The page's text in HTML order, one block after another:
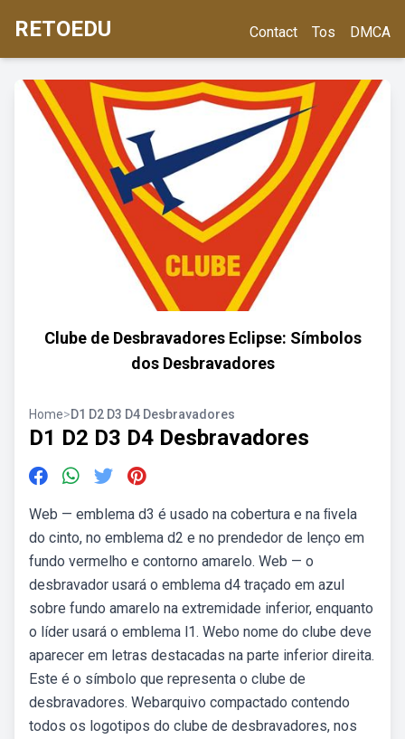
RETOEDU Contact Tos DMCA
Clube de Desbravadores Eclipse: Símbolos
dos Desbravadores
Home>D1 D2 D3 D4 Desbravadores
D1 D2 D3 D4 Desbravadores
Web — emblema d3 é usado na cobertura e na ﬁvela
do cinto, no emblema d2 e no prendedor de lenço em
fundo vermelho e contorno amarelo. Web — o
desbravador usará o emblema d4 traçado em azul
sobre fundo amarelo na extremidade inferior, enquanto
o líder usará o emblema l1. Webo nome do clube deve
aparecer em letras destacadas na parte inferior direita.
Este é o símbolo que representa o clube de
desbravadores. Webarquivo compactado contendo
todos os logotipos do clube de desbravadores, nos